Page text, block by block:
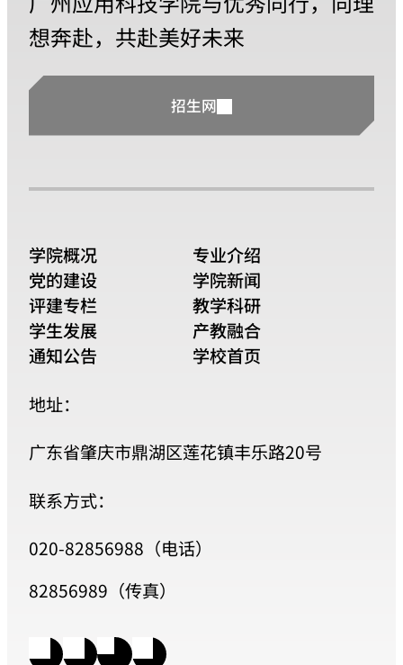
想奔赴，共赴美好未来
招生网
地址：
广东省肇庆市鼎湖区莲花镇丰乐路20号
联系方式：
020-82856988（电话）
82856989（传真）
学院概况
专业介绍
党的建设
学院新闻
评建专栏
教学科研
学生发展
产教融合
通知公告
学校首页